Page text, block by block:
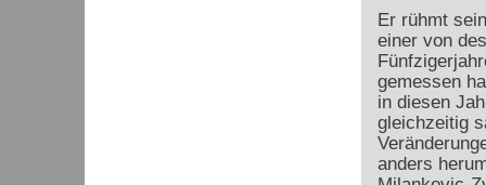
Er rühmt
einer von
gemessen
in diesen
gleichzeitig
anders